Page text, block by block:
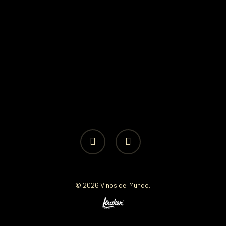
facebook instagram
© 2026 Vinos del Mundo.